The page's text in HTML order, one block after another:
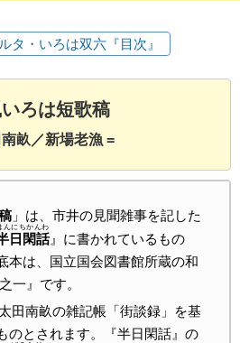
タ・いろは双六『目次』
ろは短歌稿
畝／新場老漁 =
」は、市井の見聞雑事を記した
日閑話
んにちかんわ
』に書かれているもの
本は、国立国会図書館所蔵の和
一』です。
田南畝の雑記帳「街談録」を基
のとされます。『半日閑話』の